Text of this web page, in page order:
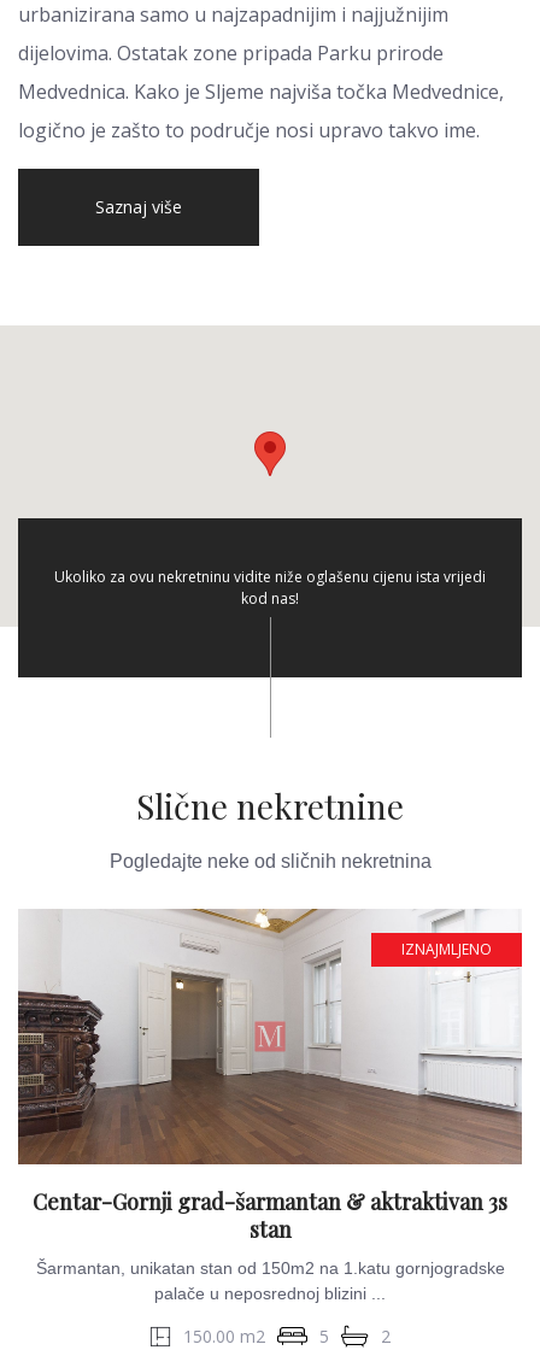
urbanizirana samo u najzapadnijim i najjužnijim
dijelovima. Ostatak zone pripada Parku prirode
Medvednica. Kako je Sljeme najviša točka Medvednice,
logično je zašto to područje nosi upravo takvo ime.
Saznaj više
Ukoliko za ovu nekretninu vidite niže oglašenu cijenu ista vrijedi
kod nas!
Slične nekretnine
Pogledajte neke od sličnih nekretnina
IZNAJMLJENO
Centar-Gornji grad-šarmantan & aktraktivan 3s
stan
Šarmantan, unikatan stan od 150m2 na 1.katu gornjogradske
palače u neposrednoj blizini ...
150.00 m2 5 2